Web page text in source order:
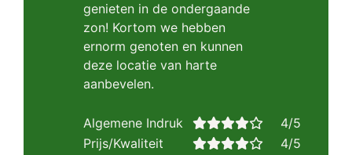
genieten in de ondergaande
zon! Kortom we hebben
ernorm genoten en kunnen
deze locatie van harte
aanbevelen.
Algemene Indruk
4/5
Prijs/Kwaliteit
4/5